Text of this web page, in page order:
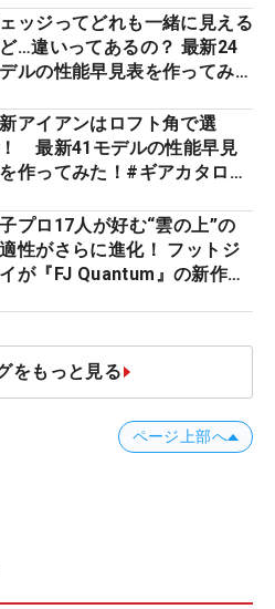
ッジってどれも一緒に見える
…違いってあるの？ 最新24
ルの性能早見表を作ってみ
アイアンはロフト角で選
最新41モデルの性能早見
作ってみた！#ギアカタログ
プロ17人が好む“雲の上”の
性がさらに進化！ フットジ
が『FJ Quantum』の新作を
をもっと見る
ページ上部へ